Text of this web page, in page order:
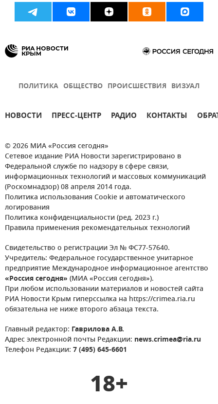
ПОЛИТИКА ОБЩЕСТВО ПРОИСШЕСТВИЯ ВИЗУАЛ
НОВОСТИ ПРЕСС-ЦЕНТР РАДИО КОНТАКТЫ
© 2026 МИА «Россия сегодня»
Сетевое издание РИА Новости зарегистрировано в
Федеральной службе по надзору в сфере связи,
информационных технологий и массовых коммуникаций
(Роскомнадзор) 08 апреля 2014 года.
Политика использования Cookie и автоматического
логирования
Политика конфиденциальности (ред. 2023 г.)
Правила применения рекомендательных технологий
Свидетельство о регистрации Эл № ФС77-57640.
Учредитель: Федеральное государственное унитарное
предприятие Международное информационное агентство
«Россия сегодня» (МИА «Россия сегодня»).
При любом использовании материалов и новостей сайта
РИА Новости Крым гиперссылка на https://crimea.ria.ru
обязательна не ниже второго абзаца текста.
Главный редактор: Гаврилова А.В.
Адрес электронной почты Редакции: news.crimea@ria.ru
Телефон Редакции: 7 (495) 645-6601
18+